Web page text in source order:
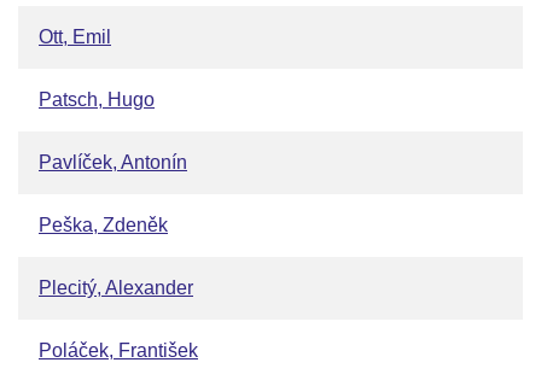
Ott, Emil
Patsch, Hugo
Pavlíček, Antonín
Peška, Zdeněk
Plecitý, Alexander
Poláček, František